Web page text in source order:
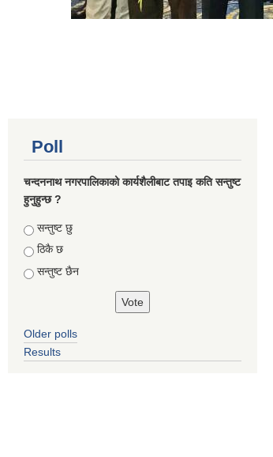
Poll
चन्दननाथ नगरपालिकाको कार्यशैलीबाट तपाइ कति सन्तुष्ट
हुनुहुन्छ ?
Choices
सन्तुष्ट छु
ठिकै छ
सन्तुष्ट छैन
Older polls
Results